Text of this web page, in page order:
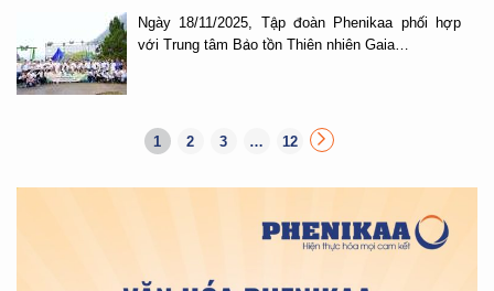
Ngày 18/11/2025, Tập đoàn Phenikaa phối hợp
với Trung tâm Bảo tồn Thiên nhiên Gaia…
1 2 3 … 12